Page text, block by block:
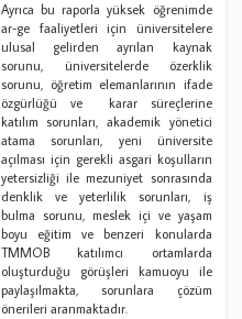
Ayrıca bu raporla yüksek öğrenimde
ar-ge faaliyetleri için üniversitelere
ulusal gelirden ayrılan kaynak
sorunu, üniversitelerde özerklik
sorunu, öğretim elemanlarının ifade
özgürlüğü ve karar süreçlerine
katılım sorunları, akademik yönetici
atama sorunları, yeni üniversite
açılması için gerekli asgari koşulların
yetersizliği ile mezuniyet sonrasında
denklik ve yeterlilik sorunları, iş
bulma sorunu, meslek içi ve yaşam
boyu eğitim ve benzeri konularda
TMMOB katılımcı ortamlarda
oluşturduğu görüşleri kamuoyu ile
paylaşılmakta, sorunlara çözüm
önerileri aranmaktadır.